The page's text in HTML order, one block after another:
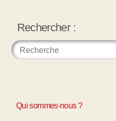
Rechercher :
Qui sommes-nous ?